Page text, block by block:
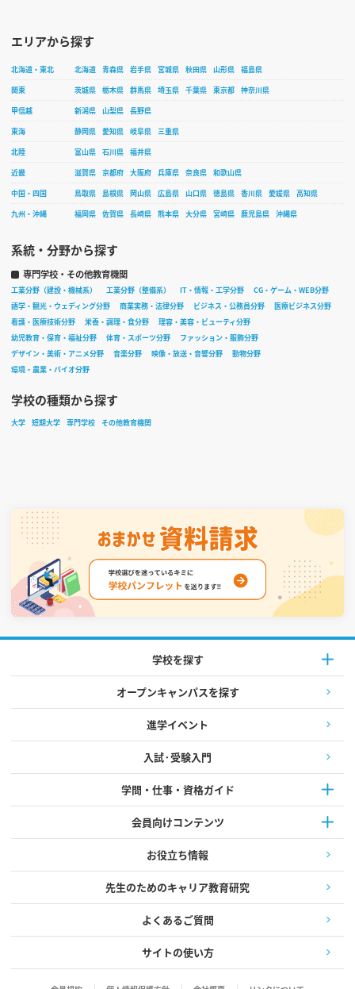
エリアから探す
北海道・東北 北海道 青森県 岩手県 宮城県 秋田県 山形県
福島県
関東
茨城県 栃木県 群馬県 埼玉県 千葉県 東京都
神奈川県
甲信越
新潟県 山梨県
長野県
東海
静岡県 愛知県 岐阜県
三重県
北陸
富山県 石川県
福井県
近畿
滋賀県 京都府 大阪府 兵庫県 奈良県
和歌山県
中国・四国
鳥取県 島根県 岡山県 広島県 山口県 徳島県 香川県 愛媛県
高知県
九州・沖縄
福岡県 佐賀県 長崎県 熊本県 大分県 宮崎県 鹿児島県 沖縄県
系統・分野から探す
専門学校・その他教育機関
工業分野（建設・機械系） 工業分野（整備系） IT・情報・工学分野
CG・ゲーム・WEB分野
語学・観光・ウェディング分野
商業実務・法律分野 ビジネス・公務員分野
医療ビジネス分野
看護・医療技術分野
栄養・調理・食分野
理容・美容・ビューティ分野
幼児教育・保育・福祉分野
体育・スポーツ分野
ファッション・服飾分野
デザイン・美術・アニメ分野
音楽分野 映像・放送・音響分野
動物分野
環境・農業・バイオ分野
学校の種類から探す
大学 短期大学 専門学校 その他教育機関
学校を探す
オープンキャンパスを探す
進学イベント
入試·受験入門
学問・仕事・資格ガイド
会員向けコンテンツ
お役立ち情報
先生のためのキャリア教育研究
よくあるご質問
サイトの使い方